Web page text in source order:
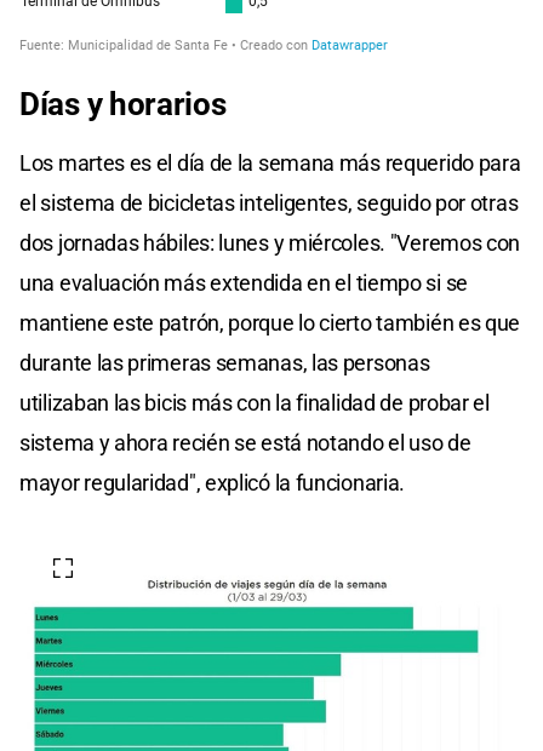
Días y horarios
Los martes es el día de la semana más requerido para
el sistema de bicicletas inteligentes, seguido por otras
dos jornadas hábiles: lunes y miércoles. "Veremos con
una evaluación más extendida en el tiempo si se
mantiene este patrón, porque lo cierto también es que
durante las primeras semanas, las personas
utilizaban las bicis más con la finalidad de probar el
sistema y ahora recién se está notando el uso de
mayor regularidad", explicó la funcionaria.